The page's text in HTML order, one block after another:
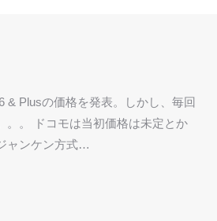
& Plusの価格を発表。しかし、毎回
。。 ドコモは当初価格は未定とか
ャンケン方式…